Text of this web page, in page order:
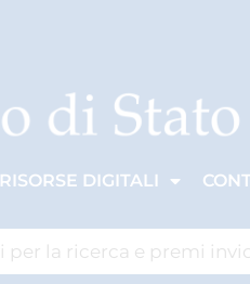
RISORSE DIGITALI